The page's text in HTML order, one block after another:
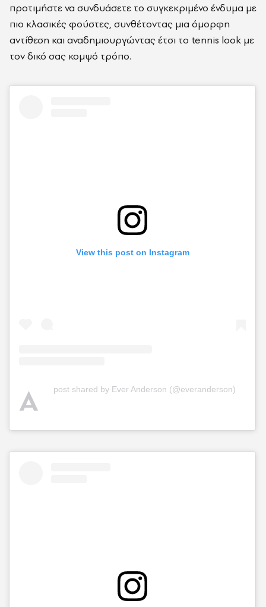
προτιμήστε να συνδυάσετε το συγκεκριμένο ένδυμα με
πιο κλασικές φούστες, συνθέτοντας μια όμορφη
αντίθεση και αναδημιουργώντας έτσι το tennis look με
τον δικό σας κομψό τρόπο.
View this post on Instagram
A post shared by Ever Anderson (@everanderson)